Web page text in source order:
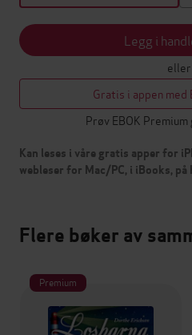
Legg i
eller
Gratis i appen med
Prøv EBOK
Kan leses i våre gratis apper for
webleser for Mac/PC, i iBooks,
Flere bøker av
Premium